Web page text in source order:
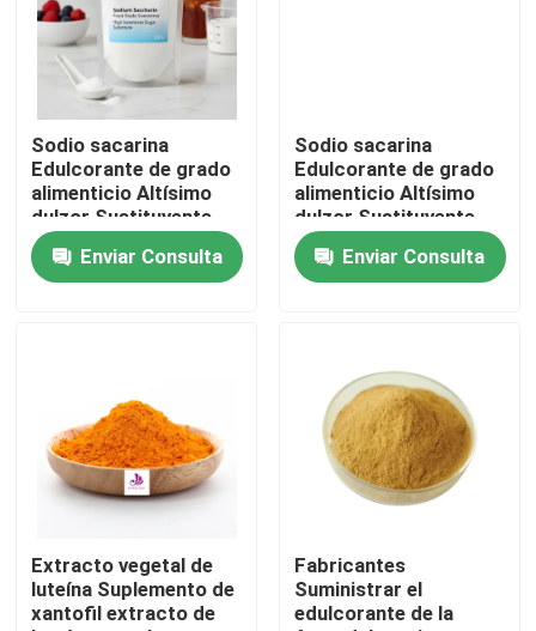
Productos
Vídeos
Sobre nosotros
Viaje de la fábrica
Noticias
Extracto natural de la planta
Sodio sacarina
Edulcorante de grado
alimenticio Altísimo
dulzor Sustituyente
del azúcar 99%
Enviar Consulta
Sodio sacarina
Edulcorante de grado
alimenticio Altísimo
dulzor Sustituyente
del azúcar 99%
Enviar Consulta
Extracto vegetal de
luteína Suplemento de
xantofil extracto de
Fabricantes
Suministrar el
edulcorante de la